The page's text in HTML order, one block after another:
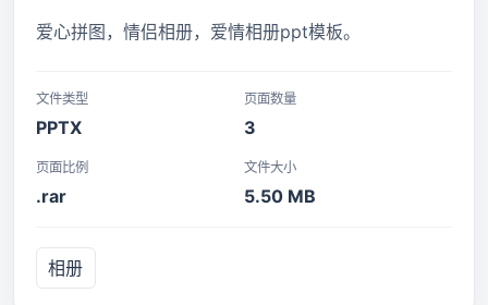
爱心拼图，情侣相册，爱情相册ppt模板。
文件类型
PPTX
页面数量
3
页面比例
.rar
文件大小
5.50 MB
相册